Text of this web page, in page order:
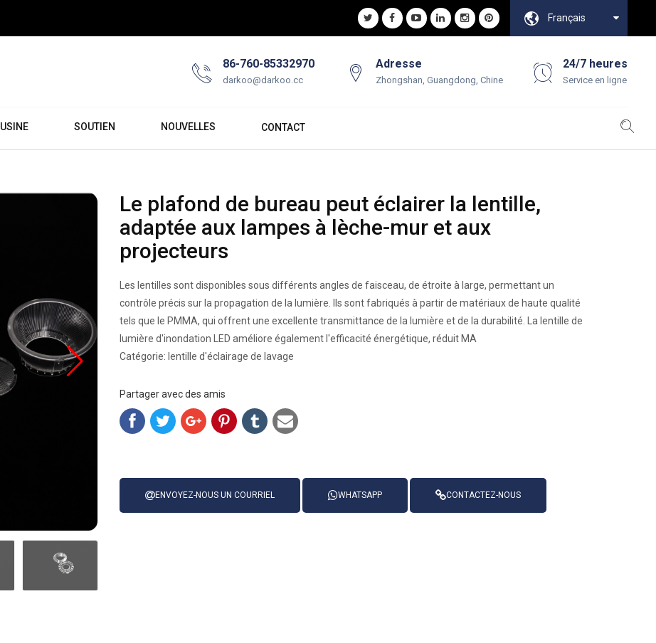
Français
86-760-85332970
darkoo@darkoo.cc
Adresse
Zhongshan, Guangdong, Chine
24/7 heures
Service en ligne
USINE SOUTIEN NOUVELLES CONTACT
Le plafond de bureau peut éclairer la lentille,
adaptée aux lampes à lèche-mur et aux
projecteurs
Les lentilles sont disponibles sous différents angles de faisceau, de étroite à large, permettant un
contrôle précis sur la propagation de la lumière. Ils sont fabriqués à partir de matériaux de haute qualité
tels que le PMMA, qui offrent une excellente transmittance de la lumière et de la durabilité. La lentille de
lumière d'inondation LED améliore également l'efficacité énergétique, réduit MA
Catégorie: lentille d'éclairage de lavage
Partager avec des amis
ENVOYEZ-NOUS UN COURRIEL WHATSAPP CONTACTEZ-NOUS